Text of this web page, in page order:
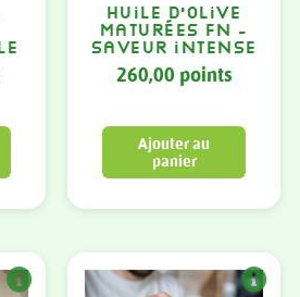
Huile d’olive
maturées FN –
Saveur intense
260,00 points
Ajouter au
panier